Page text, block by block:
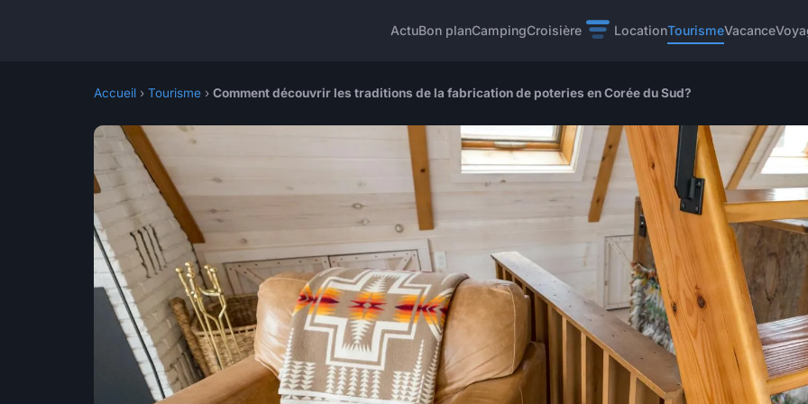
ActuBon planCampingCroisière LocationTourismeVacance
Accueil › Tourisme › Comment découvrir les traditions de la fabrication de poteries en Corée du Sud?